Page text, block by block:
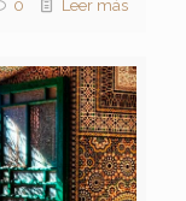
0 Leer más